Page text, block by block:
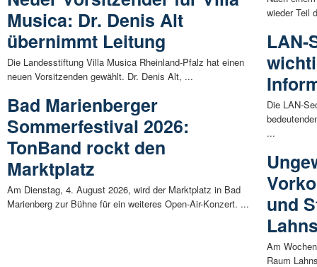
Musica: Dr. Denis Alt
übernimmt Leitung
Die Landesstiftung Villa Musica Rheinland-Pfalz hat einen
neuen Vorsitzenden gewählt. Dr. Denis Alt, ...
Bad Marienberger
Sommerfestival 2026:
TonBand rockt den
Marktplatz
Am Dienstag, 4. August 2026, wird der Marktplatz in Bad
Marienberg zur Bühne für ein weiteres Open-Air-Konzert. ...
wieder Teil
LAN-
Die LAN-
...
und
Am
Raum